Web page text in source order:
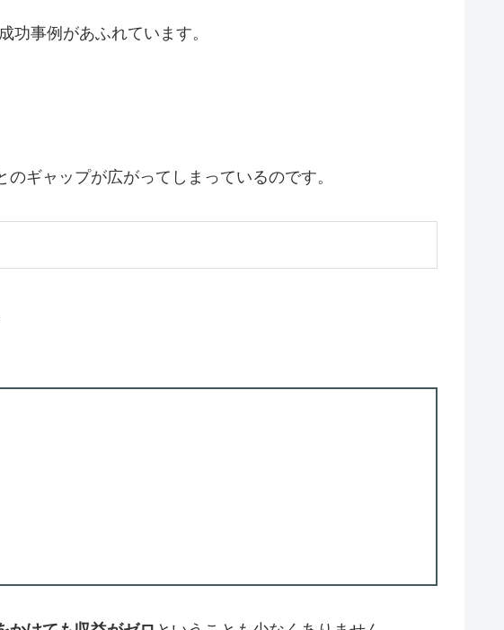
功事例があふれています。
ギャップが広がってしまっているのです。